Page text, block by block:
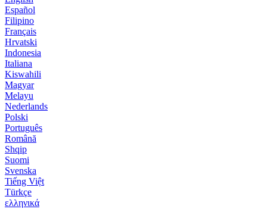
Español
Filipino
Français
Hrvatski
Indonesia
Italiana
Kiswahili
Magyar
Melayu
Nederlands
Polski
Português
Română
Shqip
Suomi
Svenska
Tiếng Việt
Türkçe
ελληνικά